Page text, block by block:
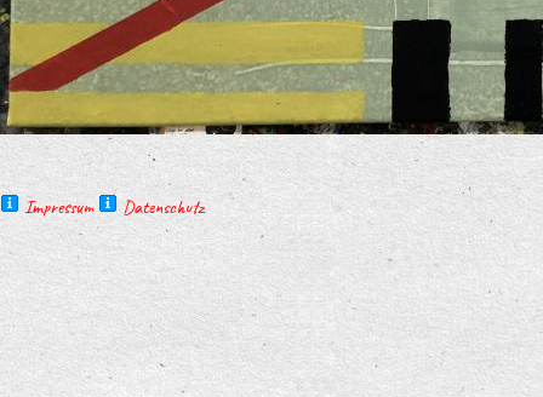
Impressum Datenschutz